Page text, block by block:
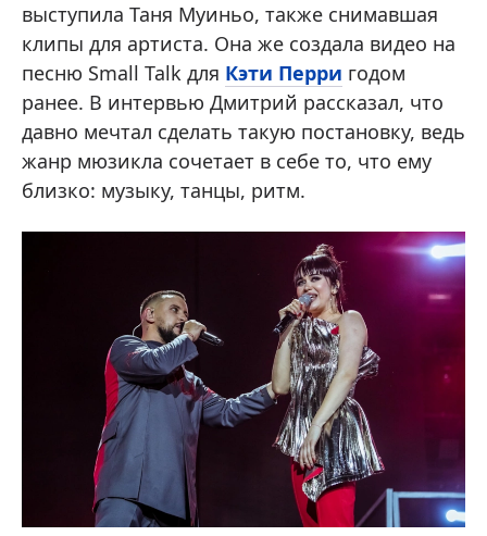
выступила Таня Муиньо, также снимавшая
клипы для артиста. Она же создала видео на
песню Small Talk для Кэти Перри годом
ранее. В интервью Дмитрий рассказал, что
давно мечтал сделать такую постановку, ведь
жанр мюзикла сочетает в себе то, что ему
близко: музыку, танцы, ритм.